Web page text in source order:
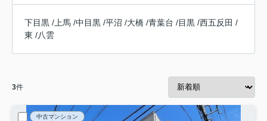
下目黒 / 上馬 /中目黒 /平沼 /大橋 /青葉台 /目黒 /西五反田 /
東 /八雲
3件
中古マンション